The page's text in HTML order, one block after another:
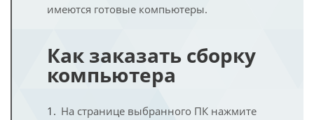
имеются готовые компьютеры.
Как заказать сборку
компьютера
На странице выбранного ПК нажмите